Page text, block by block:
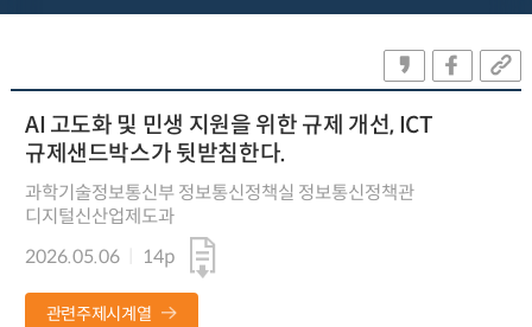
AI 고도화 및 민생 지원을 위한 규제 개선, ICT
규제샌드박스가 뒷받침한다.
과학기술정보통신부 정보통신정책실 정보통신정책관
디지털신산업제도과
2026.05.06
14p
관련주제시계열